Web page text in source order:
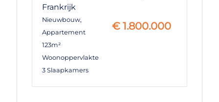
Frankrijk
Nieuwbouw,
Appartement
123m²
Woonoppervlakte
3 Slaapkamers
€ 1.800.000